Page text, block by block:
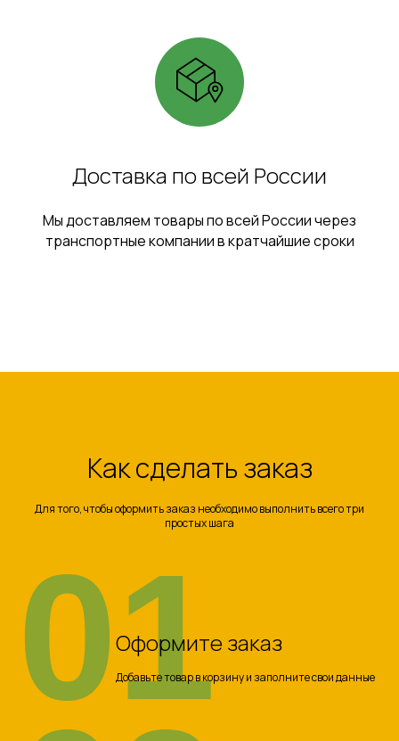
Доставка по всей России
Мы доставляем товары по всей России через
транспортные компании в кратчайшие сроки
Как сделать заказ
Для того, чтобы оформить заказ необходимо выполнить всего три
простых шага
Оформите заказ
Добавьте товар в корзину и заполните свои данные
01